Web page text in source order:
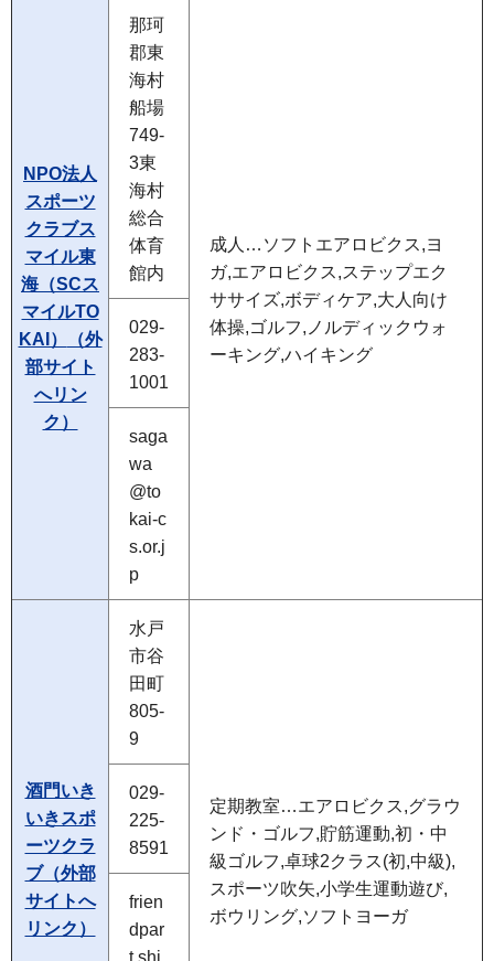
NPO法人
スポーツ
クラブス
マイル東
海（SCス
マイルTO
KAI）
（外
部サイト
へリン
ク）
那珂
郡東
海村
船場
749-
3東
海村
総合
体育
館内
成人…ソフトエアロビクス,ヨ
ガ,エアロビクス,ステップエク
ササイズ,ボディケア,大人向け
体操,ゴルフ,ノルディックウォ
ーキング,ハイキング
029-
283-
1001
saga
wa
@to
kai-c
s.or.j
p
酒門いき
いきスポ
ーツクラ
ブ（外部
サイトへ
リンク）
水戸
市谷
田町
805-
9
定期教室…エアロビクス,グラウ
ンド・ゴルフ,貯筋運動,初・中
級ゴルフ,卓球2クラス(初,中級),
スポーツ吹矢,小学生運動遊び,
ボウリング,ソフトヨーガ
029-
225-
8591
frien
dpar
t.shi